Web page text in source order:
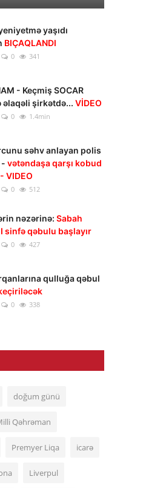
yaşıdı
BIÇAQLANDI
0 341
- Keçmiş SOCAR
əlaqəli şirkətdə... VİDEO
0 1.4min
səhv anlayan polis
- vətəndaşa qarşı kobud
VIDEO
0 512
nəzərinə: Sabah
sinfə qəbulu başlayır
0 427
qulluğa qəbul
0 338
doğum günü
Qəhrəman
Premyer Liqa icarə
Liverpul